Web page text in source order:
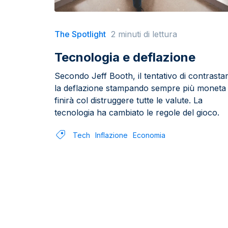
The Spotlight 2 minuti di lettura
Tecnologia e deflazione
Secondo Jeff Booth, il tentativo di
la deflazione stampando sempre più moneta
finirà col distruggere tutte le valute. La
tecnologia ha cambiato le regole del gioco.
Tech Inflazione Economia